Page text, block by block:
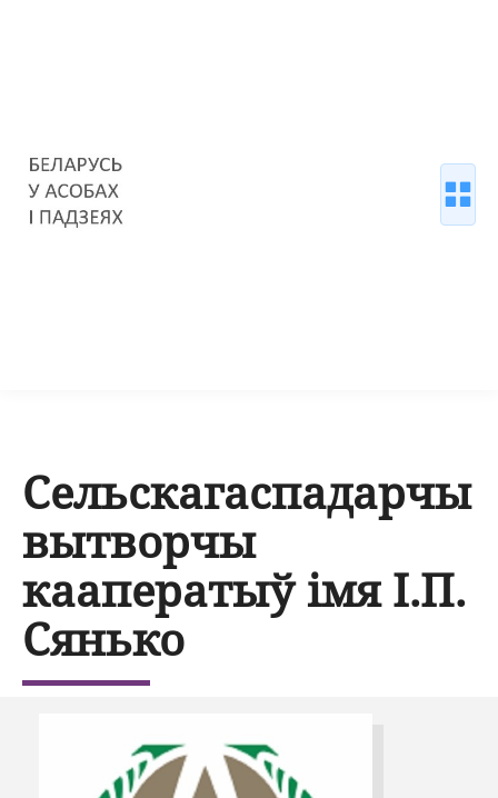
Сельскагаспадарчы
вытворчы
кааператыў імя І.П.
Сянько